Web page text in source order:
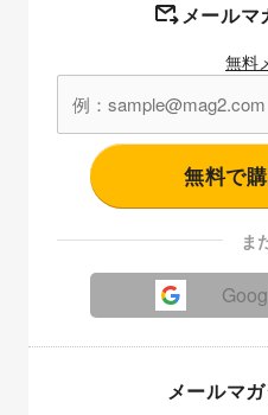
メールマ
無料
無料で
ま
メールマ